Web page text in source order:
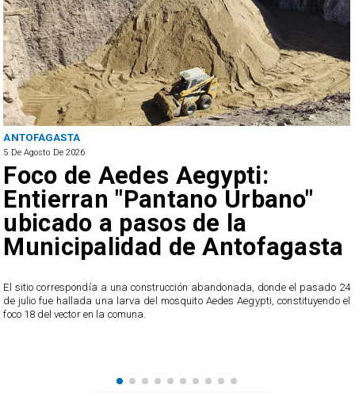
ANTOFAGASTA
5 De Agosto De 2026
Foco de Aedes Aegypti:
Entierran "Pantano Urbano"
ubicado a pasos de la
Municipalidad de Antofagasta
El sitio correspondía a una construcción abandonada, donde el pasado 24
de julio fue hallada una larva del mosquito Aedes Aegypti, constituyendo el
foco 18 del vector en la comuna.